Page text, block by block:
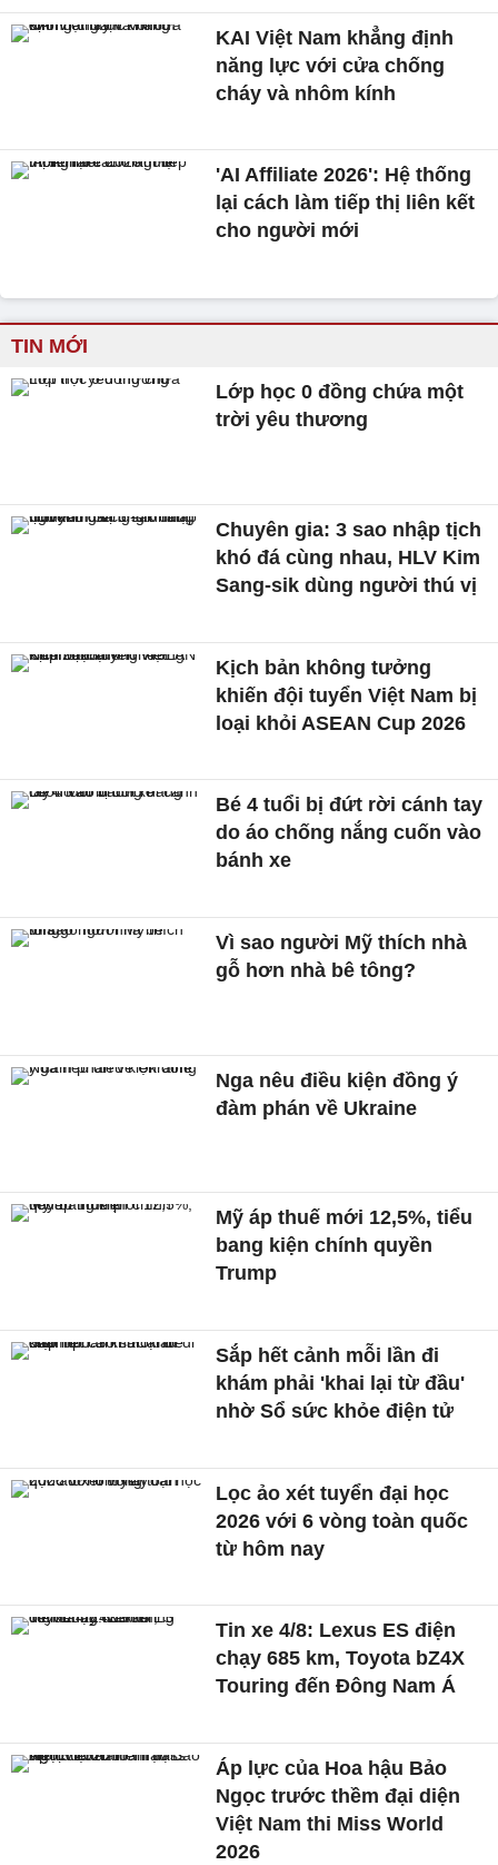
KAI Việt Nam khẳng định
năng lực với cửa chống
cháy và nhôm kính
'AI Affiliate 2026': Hệ thống
lại cách làm tiếp thị liên kết
cho người mới
TIN MỚI
Lớp học 0 đồng chứa một
trời yêu thương
Chuyên gia: 3 sao nhập tịch
khó đá cùng nhau, HLV Kim
Sang-sik dùng người thú vị
Kịch bản không tưởng
khiến đội tuyển Việt Nam bị
loại khỏi ASEAN Cup 2026
Bé 4 tuổi bị đứt rời cánh tay
do áo chống nắng cuốn vào
bánh xe
Vì sao người Mỹ thích nhà
gỗ hơn nhà bê tông?
Nga nêu điều kiện đồng ý
đàm phán về Ukraine
Mỹ áp thuế mới 12,5%, tiểu
bang kiện chính quyền
Trump
Sắp hết cảnh mỗi lần đi
khám phải 'khai lại từ đầu'
nhờ Sổ sức khỏe điện tử
Lọc ảo xét tuyển đại học
2026 với 6 vòng toàn quốc
từ hôm nay
Tin xe 4/8: Lexus ES điện
chạy 685 km, Toyota bZ4X
Touring đến Đông Nam Á
Áp lực của Hoa hậu Bảo
Ngọc trước thềm đại diện
Việt Nam thi Miss World
2026